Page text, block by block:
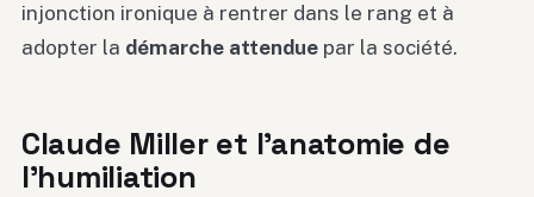
injonction ironique à rentrer dans le rang et à
adopter la démarche attendue par la société.
Claude Miller et l’anatomie de
l’humiliation